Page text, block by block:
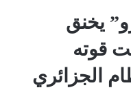
يخنق
قوته
الجزائري